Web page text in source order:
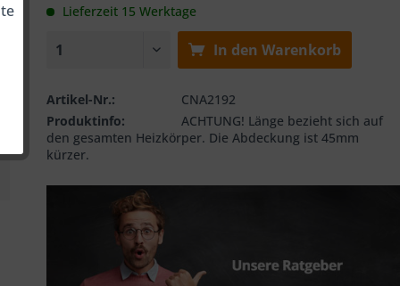
Lieferzeit 15 Werktage
In den Warenkorb
Artikel-Nr.:
CNA2192
Produktinfo:
ACHTUNG! Länge bezieht sich auf
den gesamten Heizkörper. Die Abdeckung ist 45mm
kürzer.